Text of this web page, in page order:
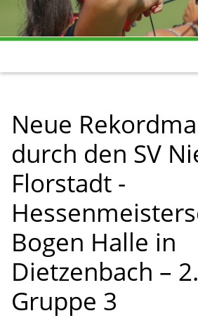
Neue
durch den SV
Florstadt -
Bogen Halle in
Dietzenbach –
Gruppe 3